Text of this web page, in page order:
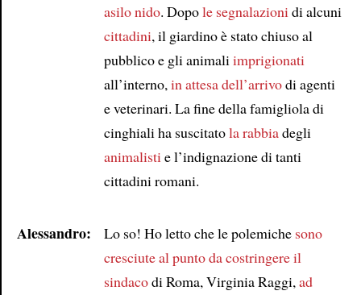
asilo nido. Dopole segnalazioni di alcuni
cittadini, il giardino è stato chiuso al
pubblico e gli animali imprigionati
all’interno, in attesa dell’arrivodi agenti
e veterinari. La fine della famigliola di
cinghiali ha suscitatola rabbiadegli
animalisti e l’indignazione di tanti
cittadini romani.
Alessandro: Lo so! Ho letto che le polemiche sono
cresciute al punto dacostringereil
sindacodi Roma, Virginia Raggi, ad